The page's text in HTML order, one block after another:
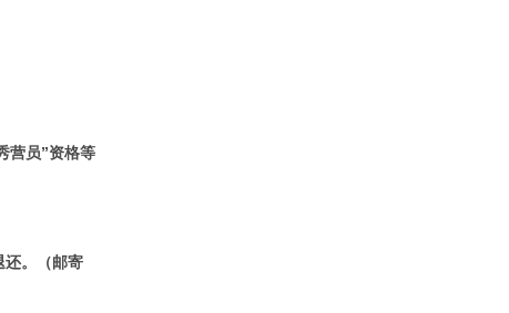
营员”资格等
还。（邮寄